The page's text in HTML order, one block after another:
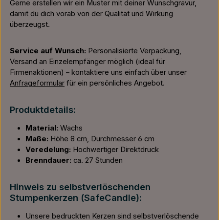
Gerne erstellen wir ein Muster mit deiner Wunschgravur,
damit du dich vorab von der Qualität und Wirkung
überzeugst.
Service auf Wunsch: Personalisierte Verpackung,
Versand an Einzelempfänger möglich (ideal für
Firmenaktionen) – kontaktiere uns einfach über unser
Anfrageformular für ein persönliches Angebot.
Produktdetails:
Material: Wachs
Maße: Höhe 8 cm, Durchmesser 6 cm
Veredelung: Hochwertiger Direktdruck
Brenndauer: ca. 27 Stunden
Hinweis zu selbstverlöschenden
Stumpenkerzen (SafeCandle):
Unsere bedruckten Kerzen sind selbstverlöschende